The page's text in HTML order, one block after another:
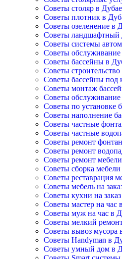
Советы столяр в Дубае
Советы плотник в
Советы озеленение в
Советы ландшафтный
Советы системы
Советы
Советы бассейны в
Советы
Советы бассейны под
Советы монтаж
Советы обслуживание
Советы по установке
Советы наполнение
Советы частные
Советы частные
Советы ремонт
Советы ремонт
Советы ремонт
Советы сборка
Советы реставрация
Советы мебель на
Советы кухни на
Советы мастер на час
Советы муж на час в
Советы мелкий
Советы вывоз мусора
Советы Handyman в
Советы умный дом в